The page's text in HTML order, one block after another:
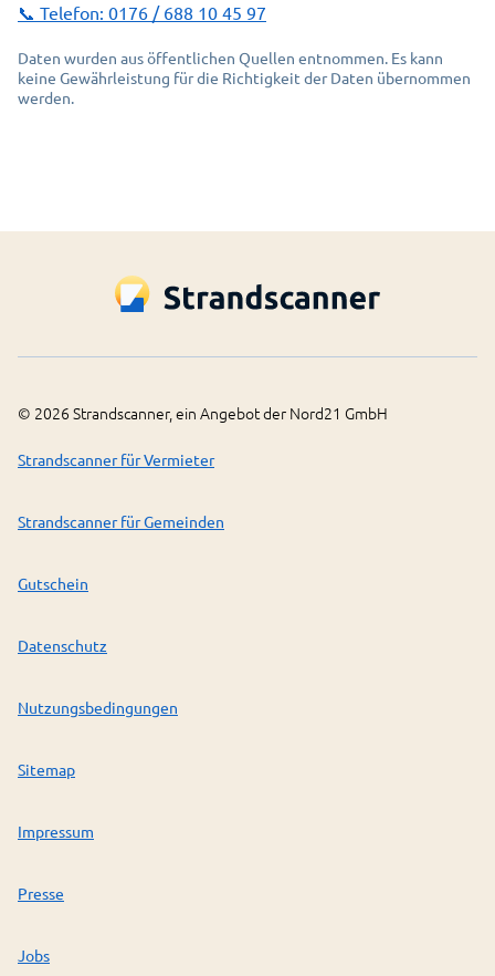
📞 Telefon: 0176 / 688 10 45 97
Daten wurden aus öffentlichen Quellen entnommen. Es kann
keine Gewährleistung für die Richtigkeit der Daten übernommen
werden.
© 2026 Strandscanner, ein Angebot der Nord21 GmbH
Strandscanner für Vermieter
Strandscanner für Gemeinden
Gutschein
Datenschutz
Nutzungsbedingungen
Sitemap
Impressum
Presse
Jobs